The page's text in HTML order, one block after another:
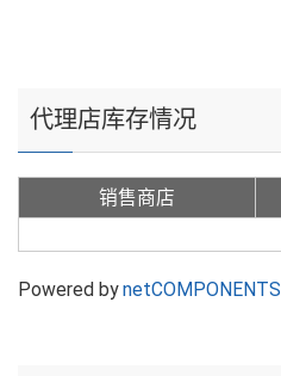
代理店库存情况
销售商店
Powered bynetCOMPONENTS